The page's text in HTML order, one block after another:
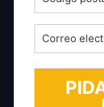
postal
*Correo
electrónico
*